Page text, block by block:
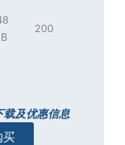
200
载及优惠信息
买